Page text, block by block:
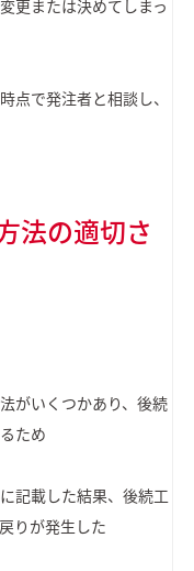
更または決めてしまっ
点で発注者と相談し、
法の適切さ
がいくつかあり、後続
ため
記載した結果、後続工
りが発生した